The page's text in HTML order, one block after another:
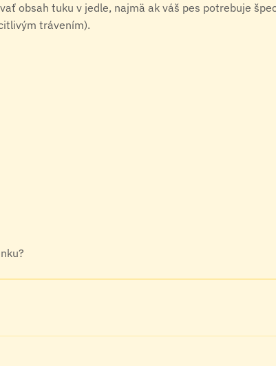
obsah tuku v jedle, najmä ak váš pes potrebuje
trávením).